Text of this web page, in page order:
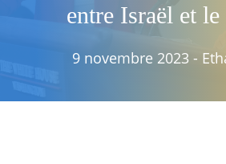
entre Israël et le
9 novembre 2023 -